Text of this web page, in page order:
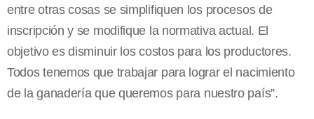
entre otras cosas se simplifiquen los procesos de
inscripción y se modifique la normativa actual. El
objetivo es disminuir los costos para los productores.
Todos tenemos que trabajar para lograr el nacimiento
de la ganadería que queremos para nuestro país”.